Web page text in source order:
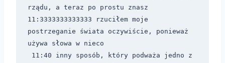
11:3333333333333 rzuciłem moje
postrzeganie świata oczywiście, ponieważ
używa słowa w nieco